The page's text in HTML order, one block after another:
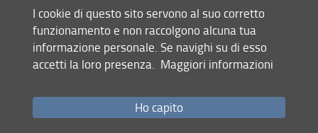
ultimo aggiornamento
08.05.2026
RSS feed
I cookie di questo sito servono al suo corretto
funzionamento e non raccolgono alcuna tua
informazione personale. Se navighi su di esso
accetti la loro presenza. Maggiori informazioni
Ho capito